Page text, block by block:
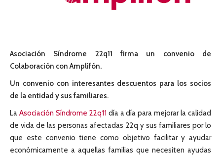
Asociación Síndrome 22q11 firma un convenio de
Colaboración con Amplifón.
Un convenio con interesantes descuentos para los socios
de la entidad y sus familiares.
LaAsociación Síndrome 22q11día a día para mejorar la calidad
de vida de las personas afectadas 22q y sus familiares por lo
que este convenio tiene como objetivo facilitar y ayudar
económicamente a aquellas familias que necesiten ayudas